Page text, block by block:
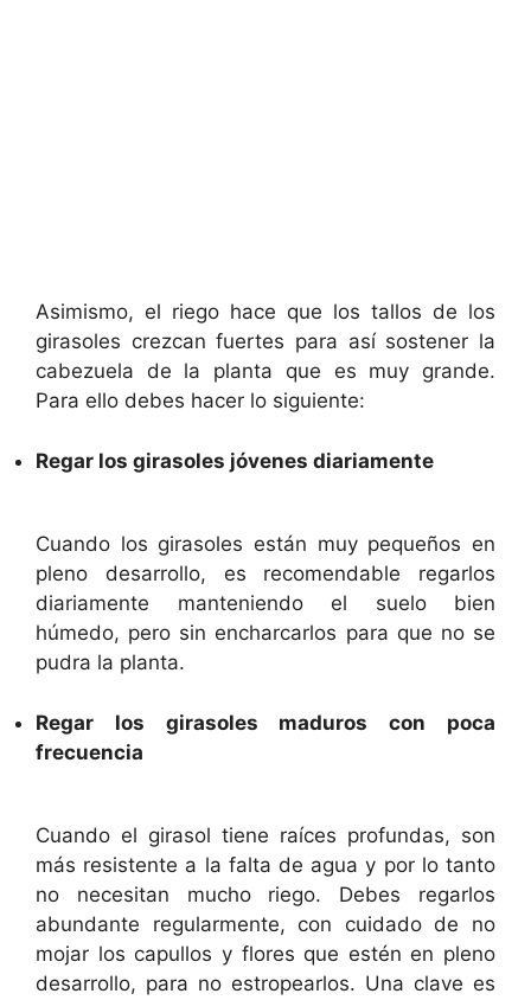
Asimismo, el riego hace que los tallos de los
girasoles crezcan fuertes para así sostener la
cabezuela de la planta que es muy grande.
Para ello debes hacer lo siguiente:
Regar los girasoles jóvenes diariamente
Cuando los girasoles están muy pequeños en
pleno desarrollo, es recomendable regarlos
diariamente manteniendo el suelo bien
húmedo, pero sin encharcarlos para que no se
pudra la planta.
Regar los girasoles maduros con poca
frecuencia
Cuando el girasol tiene raíces profundas, son
más resistente a la falta de agua y por lo tanto
no necesitan mucho riego. Debes regarlos
abundante regularmente, con cuidado de no
mojar los capullos y flores que estén en pleno
desarrollo, para no estropearlos. Una clave es